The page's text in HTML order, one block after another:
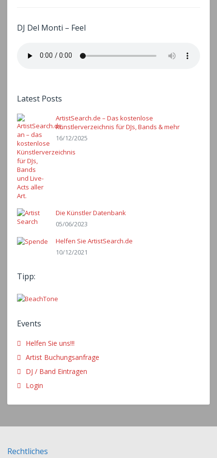
DJ Del Monti – Feel
Latest Posts
ArtistSearch.de – Das kostenlose
Künstlerverzeichnis für DJs, Bands & mehr
16/12/2025
Die Künstler Datenbank
05/06/2023
Helfen Sie ArtistSearch.de
10/12/2021
Tipp:
Events
Helfen Sie uns!!!
Artist Buchungsanfrage
DJ / Band Eintragen
Login
Rechtliches